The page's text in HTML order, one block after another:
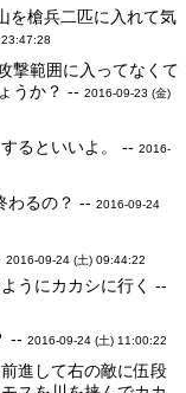
を槍兵二匹に入れて気
撃範囲に入ってなくて
うか？ --2016-09-23 (金)
るといいよ。 --2016-
わるの？ --2016-09-24
2016-09-24 (土) 09:44:22
うにカカシに行く --
--2016-09-24 (土) 11:00:22
進して右の敵に伍段